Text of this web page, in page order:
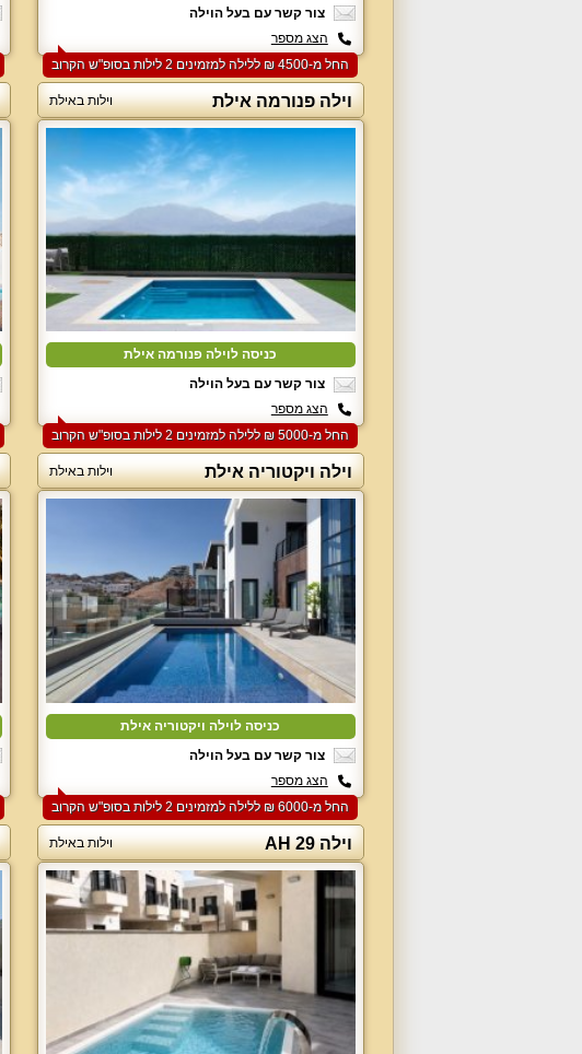
צור קשר עם בעל הוילה
הצג מספר
החל מ-‏4500 ₪ ללילה למזמינים 2 לילות בסופ"ש הקרוב
וילה פנורמה אילת וילות באילת
כניסה לוילה פנורמה אילת
צור קשר עם בעל הוילה
הצג מספר
החל מ-‏5000 ₪ ללילה למזמינים 2 לילות בסופ"ש הקרוב
וילה ויקטוריה אילת וילות באילת
כניסה לוילה ויקטוריה אילת
צור קשר עם בעל הוילה
הצג מספר
החל מ-‏6000 ₪ ללילה למזמינים 2 לילות בסופ"ש הקרוב
וילה 29 AH וילות באילת